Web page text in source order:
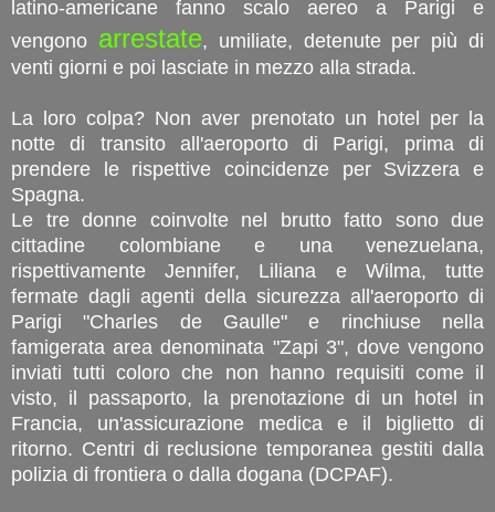
latino-americane fanno scalo aereo a Parigi e
vengono arrestate, umiliate, detenute per più di
venti giorni e poi lasciate in mezzo alla strada.
La loro colpa? Non aver prenotato un hotel per la
notte di transito all'aeroporto di Parigi, prima di
prendere le rispettive coincidenze per Svizzera e
Spagna.
Le tre donne coinvolte nel brutto fatto sono due
cittadine colombiane e una venezuelana,
rispettivamente Jennifer, Liliana e Wilma, tutte
fermate dagli agenti della sicurezza all'aeroporto di
Parigi "Charles de Gaulle" e rinchiuse nella
famigerata area denominata "Zapi 3", dove vengono
inviati tutti coloro che non hanno requisiti come il
visto, il passaporto, la prenotazione di un hotel in
Francia, un'assicurazione medica e il biglietto di
ritorno. Centri di reclusione temporanea gestiti dalla
polizia di frontiera o dalla dogana (DCPAF).